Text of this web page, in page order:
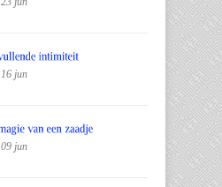
16 jun
09 jun